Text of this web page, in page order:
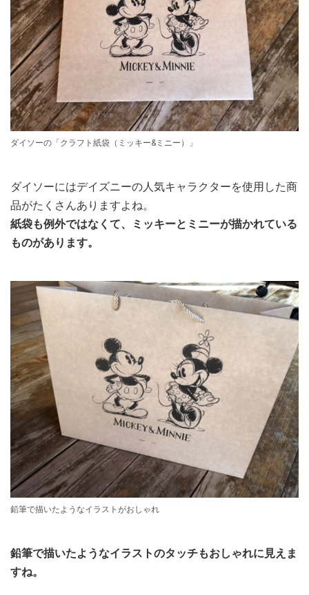
ダイソーの「クラフト紙袋（ミッキー&ミニー）」
ダイソーにはデイズニーの人気キャラクターを使用した商
品がたくさんありますよね。
紙袋も例外ではなくて、ミッキーとミニーが描かれている
ものがあります。
鉛筆で描いたようなイラストがおしゃれ
鉛筆で描いたようなイラストのタッチもおしゃれに見えま
すね。